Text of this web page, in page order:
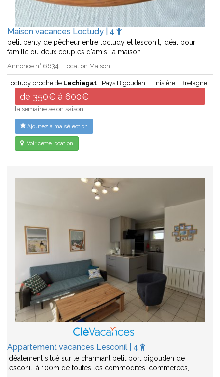
Maison vacances Loctudy | 4
petit penty de pêcheur entre loctudy et lesconil, idéal pour
famille ou deux couples d'amis. la maison…
Annonce n° 6634 | Location Maison
Loctudy proche de Lechiagat Pays Bigouden Finistère Bretagne
de 350€ à 600€
la semaine selon saison
Ajoutez à ma sélection
Voir cette location
Appartement vacances Lesconil | 4
idéalement situé sur le charmant petit port bigouden de
lesconil, à 100m de toutes les commodités: commerces,…